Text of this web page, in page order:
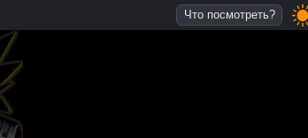
Что посмотреть?